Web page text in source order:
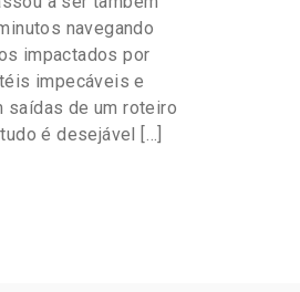
navegando
impactados por
impecáveis e
saídas de um roteiro
é desejável […]